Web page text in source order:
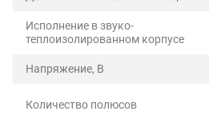
Исполнение в звуко-
теплоизолированном корпусе
Напряжение, В
Количество полюсов